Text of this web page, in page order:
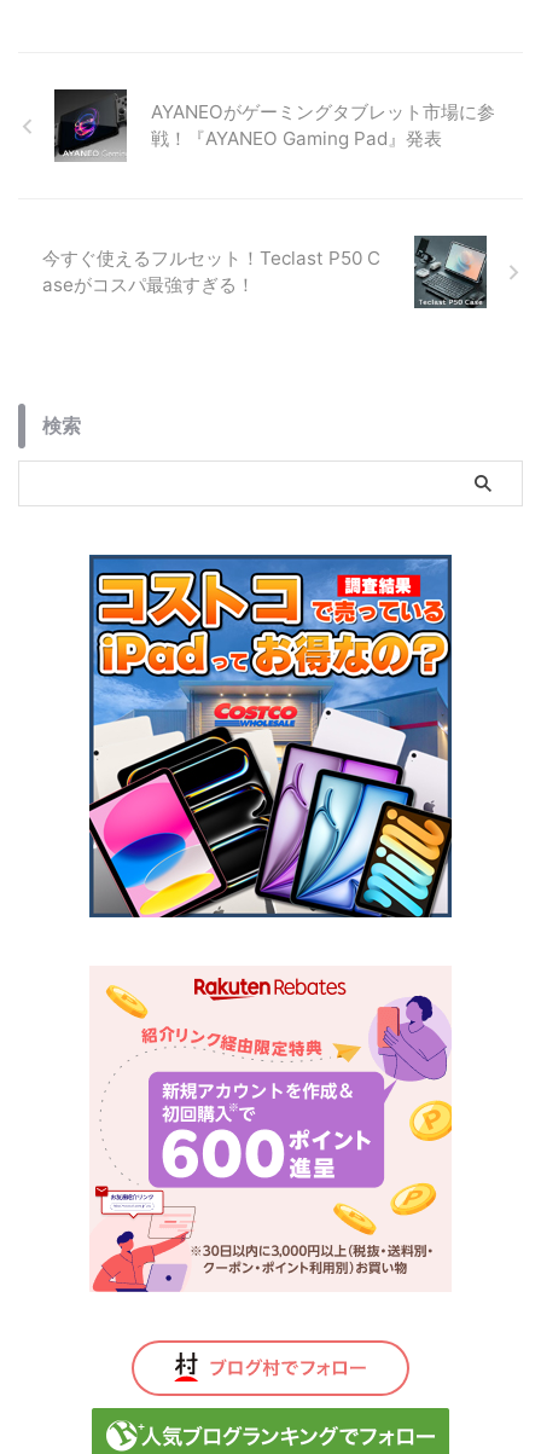
AYANEOがゲーミングタブレット市場に参
戦！『AYANEO Gaming Pad』発表
今すぐ使えるフルセット！Teclast P50 C
aseがコスパ最強すぎる！
検索